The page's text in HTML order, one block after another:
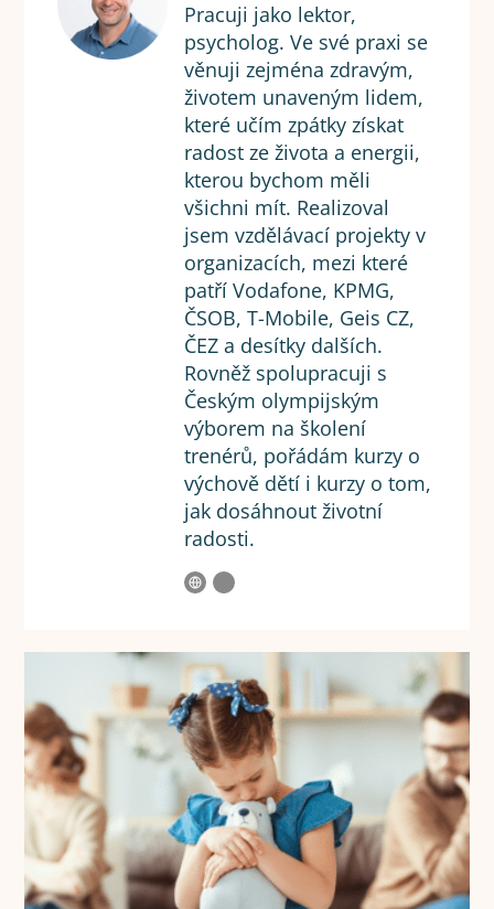
Pracuji jako lektor,
psycholog. Ve své praxi se
věnuji zejména zdravým,
životem unaveným lidem,
které učím zpátky získat
radost ze života a energii,
kterou bychom měli
všichni mít. Realizoval
jsem vzdělávací projekty v
organizacích, mezi které
patří Vodafone, KPMG,
ČSOB, T-Mobile, Geis CZ,
ČEZ a desítky dalších.
Rovněž spolupracuji s
Českým olympijským
výborem na školení
trenérů, pořádám kurzy o
výchově dětí i kurzy o tom,
jak dosáhnout životní
radosti.